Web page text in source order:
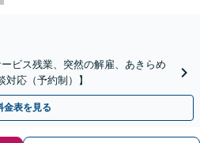
ビス残業、突然の解雇、あきらめ
応（予約制）】
金表を見る